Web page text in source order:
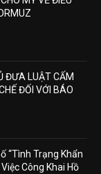
ĐƯA LUẬT CẤM
ĐỐI VỚI BÁO
“Tình Trạng Khẩn
Công Khai Hồ